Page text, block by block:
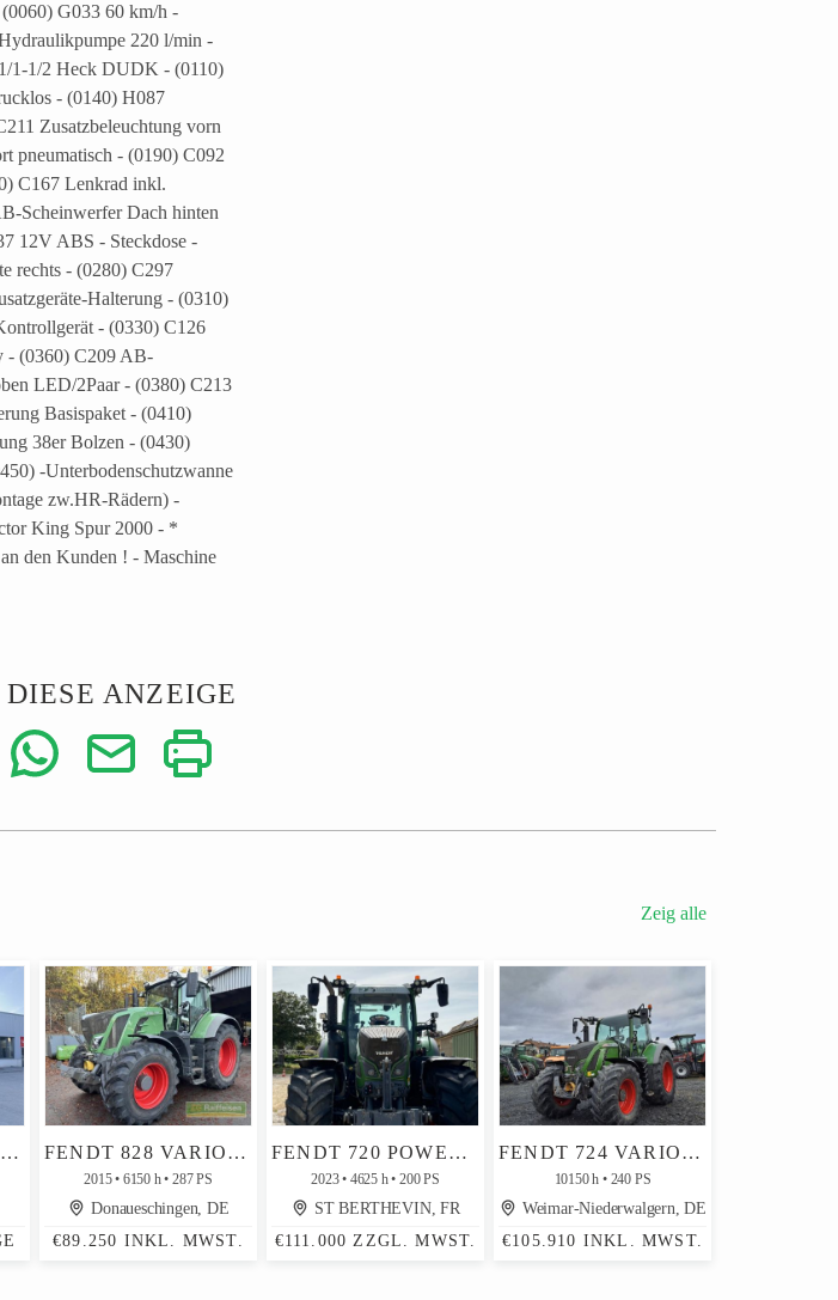
G033 60 km/h -
220 l/min -
1-1/2 Heck DUDK - (0110)
- (0140) H087
Zusatzbeleuchtung vorn
pneumatisch - (0190) C092
C167 Lenkrad inkl.
Scheinwerfer Dach hinten
12V ABS - Steckdose -
rechts - (0280) C297
Halterung - (0310)
- (0330) C126
- (0360) C209 AB-
LED/2Paar - (0380) C213
Basispaket - (0410)
38er Bolzen - (0430)
-Unterbodenschutzwanne
zw.HR-Rädern) -
King Spur 2000 - *
den Kunden ! - Maschine
ANZEIGE
Zeig alle
FENDT 728 VARIO (GEN7.1) FENDT 828 VARIO PROFI+
2015 6150 h 287 PS
Donaueschingen, DE
€89.250 INKL. MWST.
FENDT 720 POWER GEN6
2023 4625 h 200 PS
ST BERTHEVIN, FR
€111.000 ZZGL. MWST.
FENDT 724 VARIO POWER
10150 h 240 PS
Weimar-Niederwalgern, DE
€105.910 INKL. MWST.